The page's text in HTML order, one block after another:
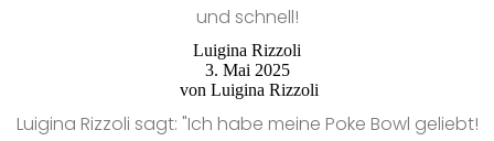
und schnell!
Luigina Rizzoli
3. Mai 2025
von Luigina Rizzoli
Luigina Rizzoli sagt: "Ich habe meine Poke Bowl geliebt!